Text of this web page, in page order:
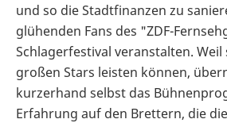
und so die Stadtfinanzen zu
glühenden Fans des "ZDF-
Schlagerfestival veranstalten. Weil
großen Stars leisten können,
kurzerhand selbst das
Erfahrung auf den Brettern, die